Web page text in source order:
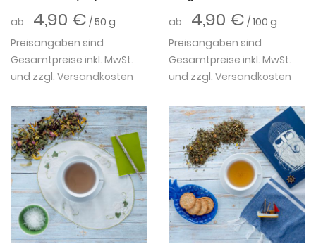
ab
4,90 € / 50 g
Preisangaben sind
Gesamtpreise inkl. MwSt.
und zzgl. Versandkosten
ab
4,90 € / 100 g
Preisangaben sind
Gesamtpreise inkl. MwSt.
und zzgl. Versandkosten